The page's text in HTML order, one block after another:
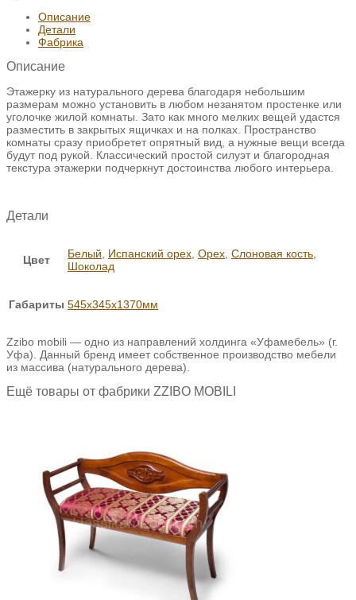
Описание
Детали
Фабрика
Описание
Этажерку из натурального дерева благодаря небольшим
размерам можно установить в любом незанятом простенке или
уголочке жилой комнаты. Зато как много мелких вещей удастся
разместить в закрытых ящичках и на полках. Пространство
комнаты сразу приобретет опрятный вид, а нужные вещи всегда
будут под рукой. Классический простой силуэт и благородная
текстура этажерки подчеркнут достоинства любого интерьера.
Детали
Цвет Белый, Испанский орех, Орех, Слоновая кость,
Шоколад
Габариты 545х345х1370мм
Zzibo mobili — одно из направлений холдинга «Уфамебель» (г.
Уфа). Данный бренд имеет собственное производство мебели
из массива (натурального дерева).
Ещё товары от фабрики ZZIBO MOBILI